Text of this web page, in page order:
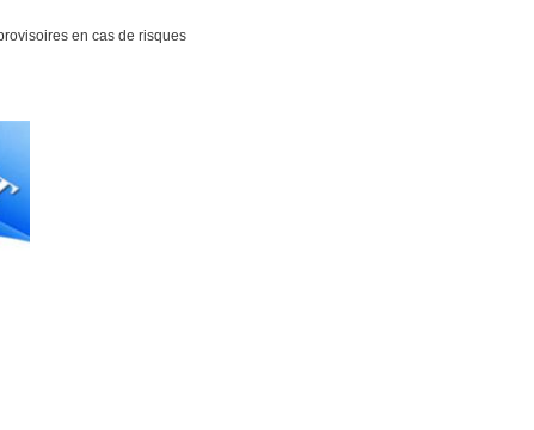
en cas de risques